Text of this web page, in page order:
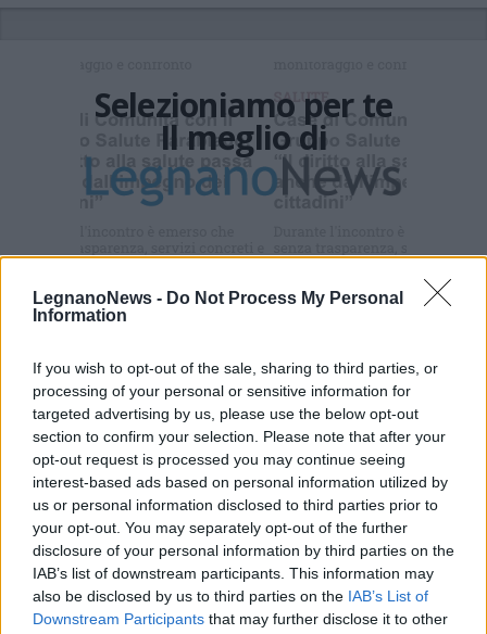
LegnanoNews - Do Not Process My Personal
Information
If you wish to opt-out of the sale, sharing to third parties, or
processing of your personal or sensitive information for
targeted advertising by us, please use the below opt-out
section to confirm your selection. Please note that after your
opt-out request is processed you may continue seeing
interest-based ads based on personal information utilized by
us or personal information disclosed to third parties prior to
your opt-out. You may separately opt-out of the further
disclosure of your personal information by third parties on the
IAB’s list of downstream participants. This information may
also be disclosed by us to third parties on the IAB’s List of
Downstream Participants that may further disclose it to other
Selezioniamo per te
Il meglio di
Iscriviti alla
newsletter
Commenti
Accedioregistrati per commentare questo
articolo.
L'email è richiesta ma non verrà mostrata ai visitatori. Il contenuto di questo
commento esprime il pensiero dell'autore e non rappresenta la linea editoriale
di VareseNews.it, che rimane autonoma e indipendente. I messaggi inclusi nei
commenti non sono testi giornalistici, ma post inviati dai singoli lettori che
possono essere automaticamente pubblicati senza filtro preventivo. I commenti
che includano uno o più link a siti esterni verranno rimossi in automatico dal
sistema.